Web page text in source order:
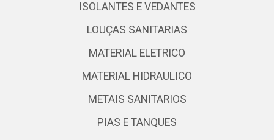
ISOLANTES E VEDANTES
LOUÇAS SANITARIAS
MATERIAL ELETRICO
MATERIAL HIDRAULICO
METAIS SANITARIOS
PIAS E TANQUES